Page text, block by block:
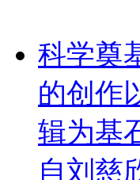
科学奠
的创作
辑为基
自刘慈